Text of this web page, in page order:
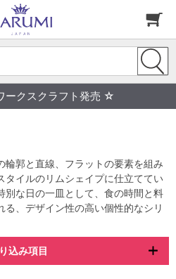
ークスクラフト発売 ☆
輪郭と直線、フラットの要素を組み
タイルのリムシェイプに仕立ててい
別な日の一皿として、食の時間と料
、デザイン性の高い個性的なシリ
込み項目